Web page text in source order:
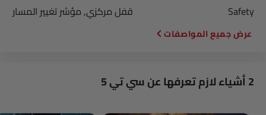
Safety
قفل مركزي, مؤشر تغيير المسار
المواصفات
2 أشياء لازم تعرفها عن سي تي 5